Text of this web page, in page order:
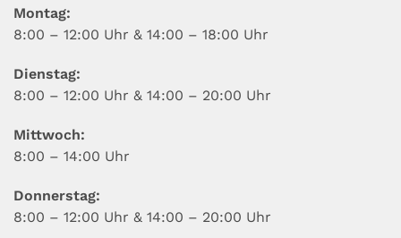
Montag:
8:00 – 12:00 Uhr & 14:00 – 18:00 Uhr
Dienstag:
8:00 – 12:00 Uhr & 14:00 – 20:00 Uhr
Mittwoch:
8:00 – 14:00 Uhr
Donnerstag:
8:00 – 12:00 Uhr & 14:00 – 20:00 Uhr